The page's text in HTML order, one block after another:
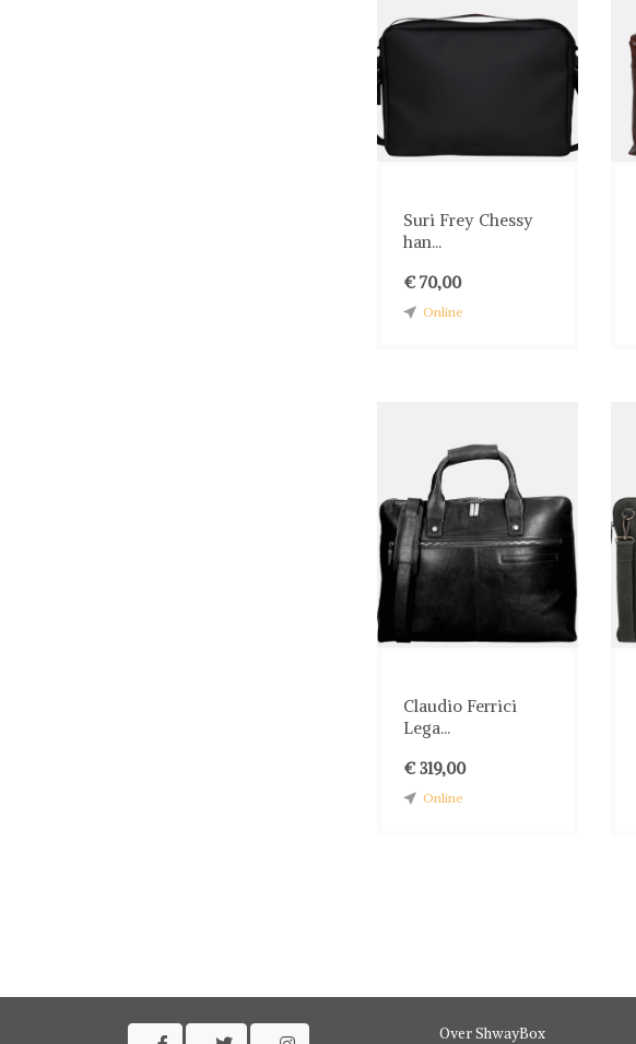
Suri Frey Chessy
han...
€ 70,00
Online
Claudio Ferrici
Lega...
€ 319,00
Online
Over ShwayBox